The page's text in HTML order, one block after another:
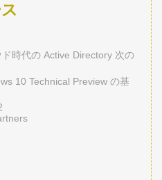
時代の Active Directory 次の
10 Technical Preview の基